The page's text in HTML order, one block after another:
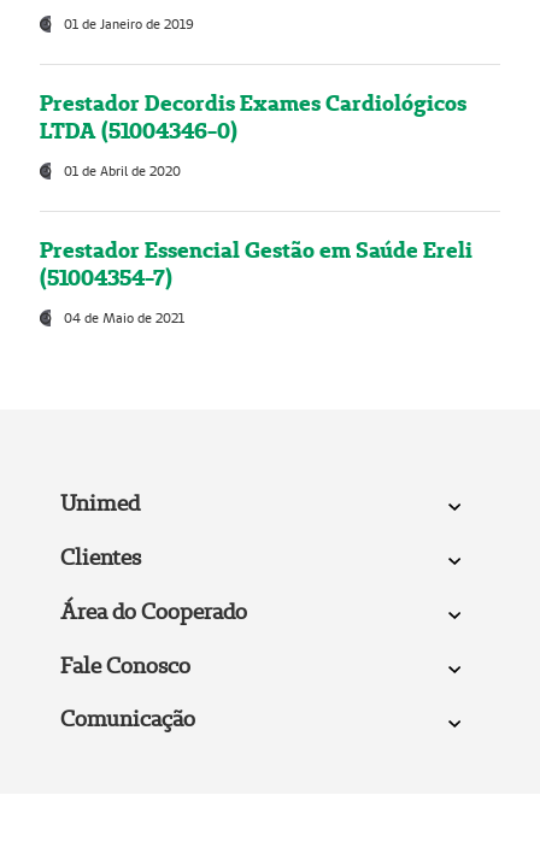
01 de Janeiro de 2019
Prestador Decordis Exames Cardiológicos
LTDA (51004346-0)
01 de Abril de 2020
Prestador Essencial Gestão em Saúde Ereli
(51004354-7)
04 de Maio de 2021
Unimed
Clientes
Área do Cooperado
Fale Conosco
Comunicação